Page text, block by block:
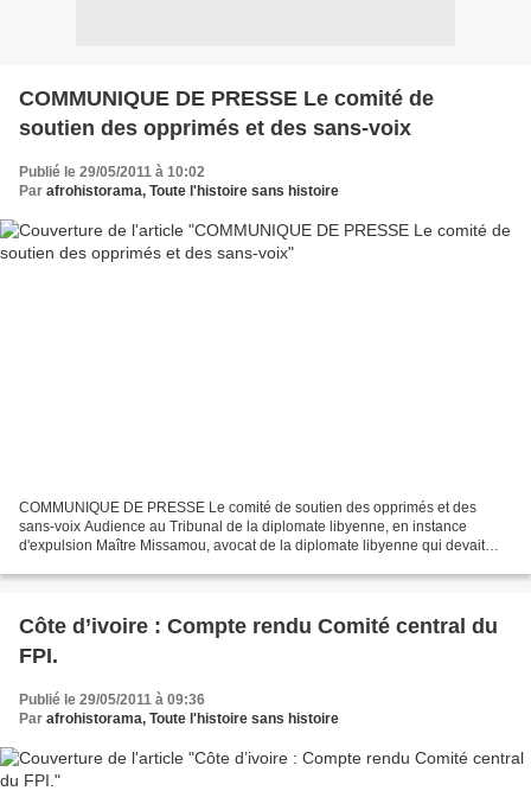
COMMUNIQUE DE PRESSE Le comité de
soutien des opprimés et des sans-voix
Publié le 29/05/2011 à 10:02
Par afrohistorama, Toute l'histoire sans histoire
COMMUNIQUE DE PRESSE Le comité de soutien des opprimés et des
sans-voix Audience au Tribunal de la diplomate libyenne, en instance
d'expulsion Maître Missamou, avocat de la diplomate libyenne qui devait
Côte d’ivoire : Compte rendu Comité central du
FPI.
Publié le 29/05/2011 à 09:36
Par afrohistorama, Toute l'histoire sans histoire